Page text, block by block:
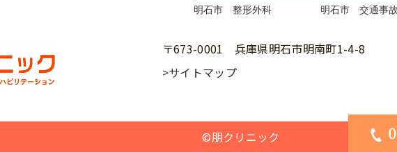
明石市 整形外科 明石市 交通事
〒673-0001 兵庫県明石市明南町1-4-8
>サイトマップ
©朋クリニック